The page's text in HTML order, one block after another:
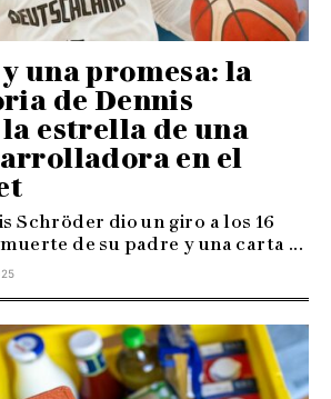
una promesa: la
de Dennis
estrella de una
en el
Schröder dio un giro a los 16
de su padre y una carta ...